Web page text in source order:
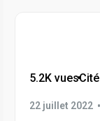
5.2K vues•
22 juillet 2022 •